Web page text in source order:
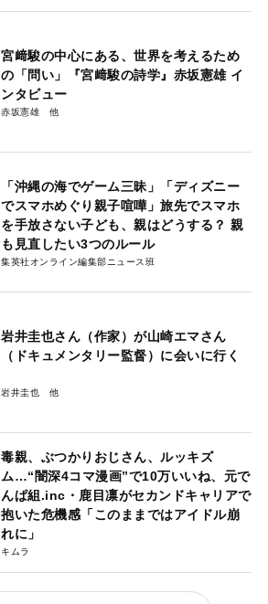
宮﨑駿の中心にある、世界を考えるため
の「問い」『宮﨑駿の詩学』赤坂憲雄 イ
ンタビュー
赤坂憲雄
「沖縄の海でゲーム三昧」「ディズニー
でスマホめぐり親子喧嘩」旅先でスマホ
を手放さない子ども、親はどうする？ 親
も見直したい3つのルール
集英社オンライン編集部ニュース班
岩井圭也さん（作家）が山崎エマさん
（ドキュメンタリー監督）に会いに行く
岩井圭也
毒親、ぶつかりおじさん、ルッキズ
ム…“闇深4コマ漫画”で10万いいね、元で
んぱ組.inc・鹿目凛がセカンドキャリアで
抱いた危機感「このままではアイドル崩
れに」
キムラ